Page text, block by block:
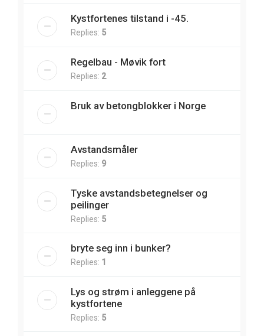
Kystfortenes tilstand i -45.
Replies: 5
Regelbau - Møvik fort
Replies: 2
Bruk av betongblokker i Norge
Avstandsmåler
Replies: 9
Tyske avstandsbetegnelser og
peilinger
Replies: 5
bryte seg inn i bunker?
Replies: 1
Lys og strøm i anleggene på
kystfortene
Replies: 5